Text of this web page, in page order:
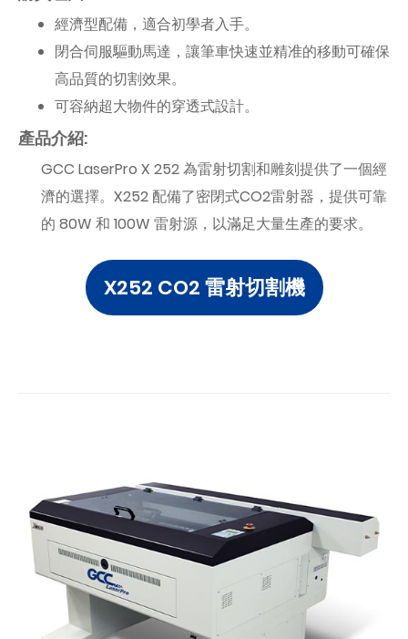
經濟型配備，適合初學者入手。
閉合伺服驅動馬達，讓筆車快速並精准的移動可確保
高品質的切割效果。
可容納超大物件的穿透式設計。
產品介紹:
GCC LaserPro X 252 為雷射切割和雕刻提供了一個經
濟的選擇。X252 配備了密閉式CO2雷射器，提供可靠
的 80W 和 100W 雷射源，以滿足大量生產的要求。
X252 CO2 雷射切割機